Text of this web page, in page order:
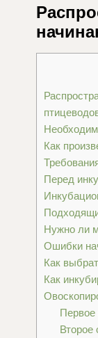
Как
Перед
Нужно ли
Ошибки
Как
Как
Первое
Второе